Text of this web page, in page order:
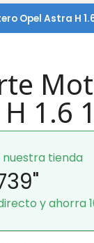
Opel Astra H
1.6
nuestra tienda
y ahorra